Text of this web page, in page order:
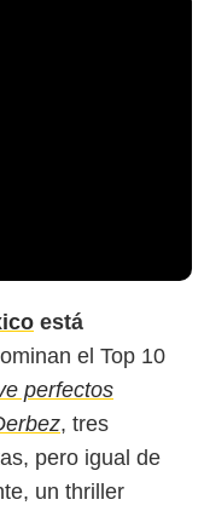
está
el Top 10
perfectos
, tres
pero igual de
un thriller